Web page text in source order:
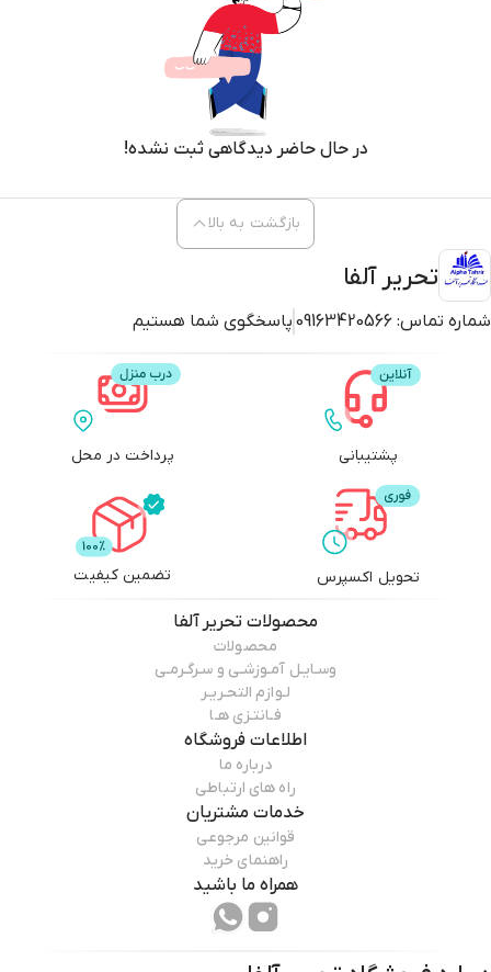
در حال حاضر دیدگاهی ثبت نشده!
تحریر آلفا
شماره تماس: 09163420566 پاسخگوی شما هستیم
بازگشت به بالا
پشتیبانی پرداخت در محل
تحویل اکسپرس تضمین کیفیت
محصولات تحریر آلفا
محصولات
وسـایـل آمـوزشـی و سـرگـرمـی
لـوازم التحـریـر
فـانتـزی هـا
اطلاعات فروشگاه
درباره ما
راه های ارتباطی
خدمات مشتریان
قوانین مرجوعی
راهنمای خرید
همراه ما باشید